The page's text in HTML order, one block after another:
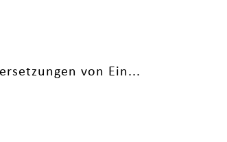
von Ein...